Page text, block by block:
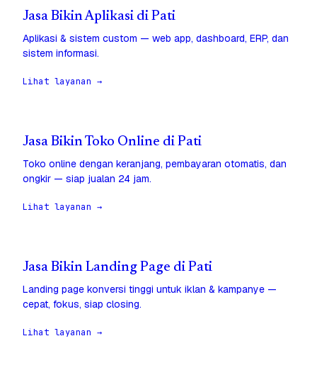
Jasa Bikin Aplikasi di Pati
Aplikasi & sistem custom — web app, dashboard, ERP, dan
sistem informasi.
Lihat layanan →
Jasa Bikin Toko Online di Pati
Toko online dengan keranjang, pembayaran otomatis, dan
ongkir — siap jualan 24 jam.
Lihat layanan →
Jasa Bikin Landing Page di Pati
Landing page konversi tinggi untuk iklan & kampanye —
cepat, fokus, siap closing.
Lihat layanan →